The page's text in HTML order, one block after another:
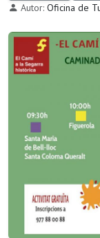
Autor: Oficina de